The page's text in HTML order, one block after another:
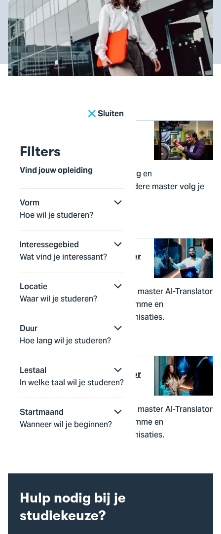
Sluiten
Filters
Vind jouw opleiding
Vorm
Hoe wil je studeren?
Interessegebied
Wat vind je interessant?
Locatie
Waar wil je studeren?
Duur
Hoe lang wil je studeren?
Lestaal
In welke taal wil je studeren?
Startmaand
Wanneer wil je beginnen?
Applied Quantum Technology
Alles leren over quantum computing en
quantumtechnologie? Deze bijzondere master volg je
op 4 verschillende toplocaties!
Master voltijd 2 jaar
Artificial Intelligence Translator
Maak het verschil met AI: leer in de master AI-Translator
hoe jij technologie vertaalt naar slimme en
verantwoorde oplossingen in organisaties.
Master deeltijd 2 jaar
Artificial Intelligence Translator
(AI-Translator)
Maak het verschil met AI: leer in de master AI-Translator
hoe jij technologie vertaalt naar slimme en
verantwoorde oplossingen in organisaties.
Hulp nodig bij je
studiekeuze?